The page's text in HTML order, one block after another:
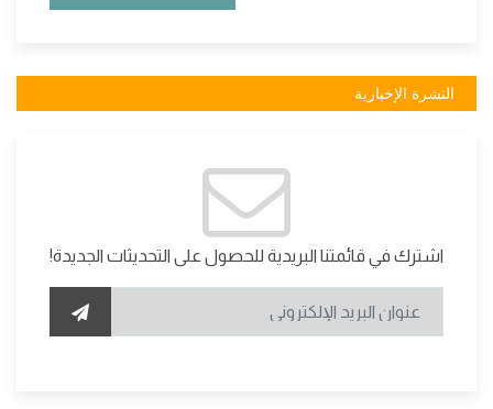
النشرة الإخبارية
اشترك في قائمتنا البريدية للحصول على التحديثات الجديدة!